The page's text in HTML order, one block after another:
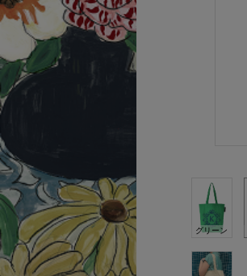
COPYRIGHT © KEITA MARUYAMA.
ALL RIGHTS RESERVED.
グリーン